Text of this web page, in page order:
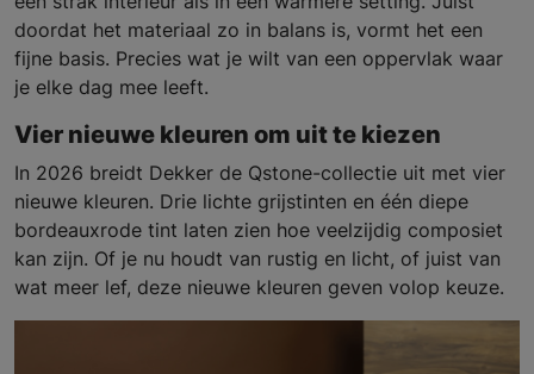
doordat het materiaal zo in balans is, vormt het een
fijne basis. Precies wat je wilt van een oppervlak waar
je elke dag mee leeft.
Vier nieuwe kleuren om uit te kiezen
In 2026 breidt Dekker de Qstone-collectie uit met vier
nieuwe kleuren. Drie lichte grijstinten en één diepe
bordeauxrode tint laten zien hoe veelzijdig composiet
kan zijn. Of je nu houdt van rustig en licht, of juist van
wat meer lef, deze nieuwe kleuren geven volop keuze.